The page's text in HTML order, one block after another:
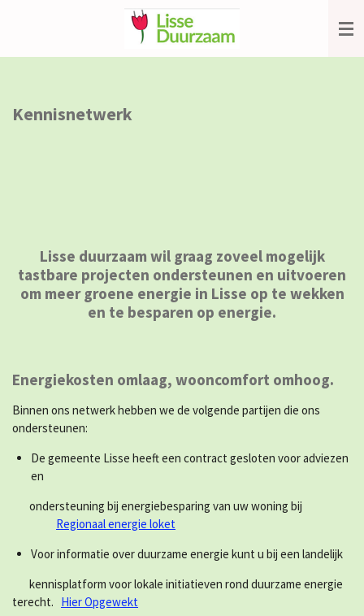
Kennisnetwerk
Lisse duurzaam wil graag zoveel mogelijk
tastbare projecten ondersteunen en uitvoeren
om meer groene energie in Lisse op te wekken
en te besparen op energie.
Energiekosten omlaag, wooncomfort omhoog.
Binnen ons netwerk hebben we de volgende partijen die ons
ondersteunen:
De gemeente Lisse heeft een contract gesloten voor adviezen
en
ondersteuning bij energiebesparing van uw woning bij
Regionaal energie loket
Voor informatie over duurzame energie kunt u bij een landelijk
kennisplatform voor lokale initiatieven rond duurzame energie
terecht. Hier Opgewekt